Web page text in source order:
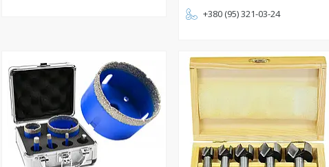
+380 (95) 321-03-24